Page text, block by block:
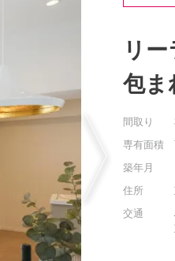
リ
包ま
間取り
専有面積
築年月
住所
交通